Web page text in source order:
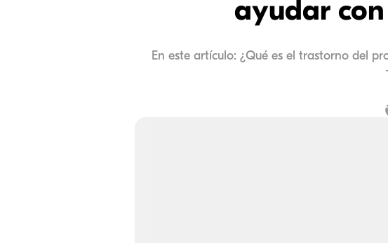
ayudar
En este artículo: ¿Qué es el trastorno del